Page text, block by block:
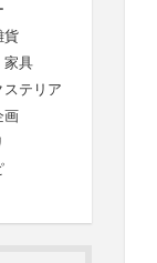
貨
家具
テリア
画